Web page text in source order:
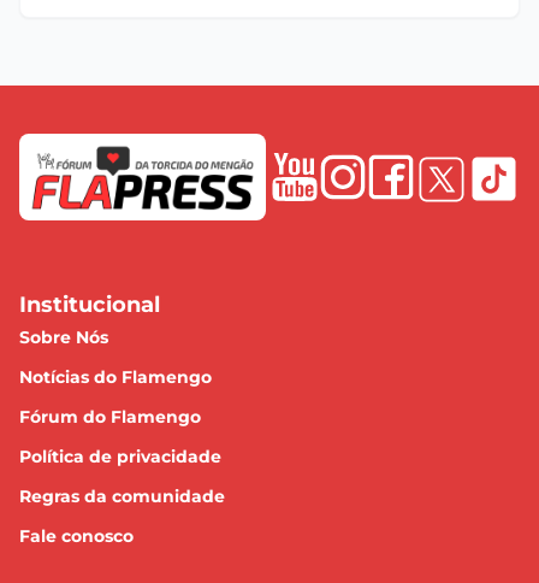
Institucional
Sobre Nós
Notícias do Flamengo
Fórum do Flamengo
Política de privacidade
Regras da comunidade
Fale conosco